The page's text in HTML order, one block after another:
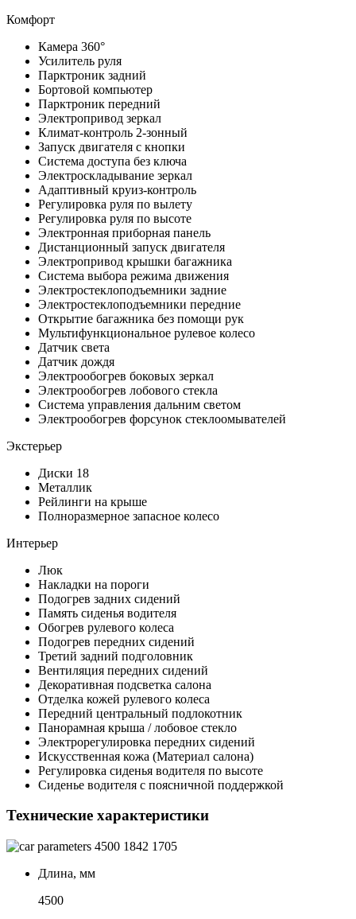
Комфорт
Камера 360°
Усилитель руля
Парктроник задний
Бортовой компьютер
Парктроник передний
Электропривод зеркал
Климат-контроль 2-зонный
Запуск двигателя с кнопки
Система доступа без ключа
Электроскладывание зеркал
Адаптивный круиз-контроль
Регулировка руля по вылету
Регулировка руля по высоте
Электронная приборная панель
Дистанционный запуск двигателя
Электропривод крышки багажника
Система выбора режима движения
Электростеклоподъемники задние
Электростеклоподъемники передние
Открытие багажника без помощи рук
Мультифункциональное рулевое колесо
Датчик света
Датчик дождя
Электрообогрев боковых зеркал
Электрообогрев лобового стекла
Система управления дальним светом
Электрообогрев форсунок стеклоомывателей
Экстерьер
Диски 18
Металлик
Рейлинги на крыше
Полноразмерное запасное колесо
Интерьер
Люк
Накладки на пороги
Подогрев задних сидений
Память сиденья водителя
Обогрев рулевого колеса
Подогрев передних сидений
Третий задний подголовник
Вентиляция передних сидений
Декоративная подсветка салона
Отделка кожей рулевого колеса
Передний центральный подлокотник
Панорамная крыша / лобовое стекло
Электрорегулировка передних сидений
Искусственная кожа (Материал салона)
Регулировка сиденья водителя по высоте
Сиденье водителя с поясничной поддержкой
Технические характеристики
4500 1842 1705
Длина, мм
4500